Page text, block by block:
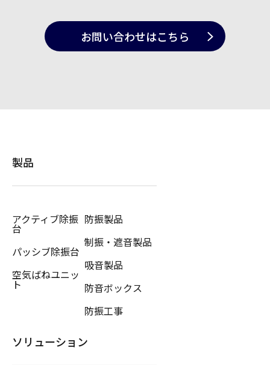
お問い合わせはこちら
製品
アクティブ除振
台
パッシブ除振台
空気ばねユニッ
ト
防振製品
制振・遮音製品
吸音製品
防音ボックス
防振工事
ソリューション